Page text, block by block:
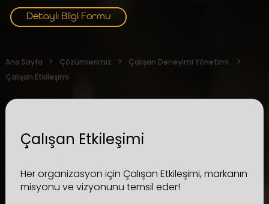
Detaylı Bilgi Formu
Ana Sayfa Çözümlerimiz
Çalışan Deneyimi Yönetimi
Çalışan Etkileşimi
Çalışan Etkileşimi
Her organizasyon için Çalışan Etkileşimi, markanın
misyonu ve vizyonunu temsil eder!